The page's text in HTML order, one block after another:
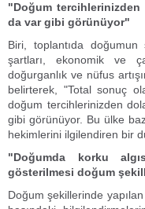
"Doğum tercihlerinizden
da var gibi görünüyor"
Biri, toplantıda
şartları, ekonomik ve
doğurganlık ve nüfus
belirterek, "Total sonuç
doğum tercihlerinizden
gibi görünüyor. Bu ülke
hekimlerini ilgilendiren bir
"Doğumda korku
gösterilmesi doğum
Doğum şekillerinde